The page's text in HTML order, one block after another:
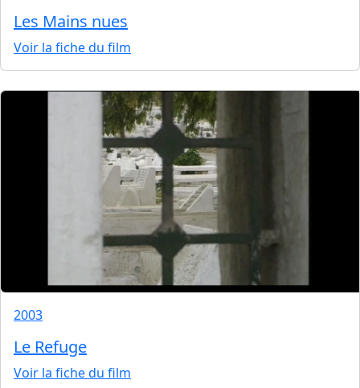
Les Mains nues
Voir la fiche du film
2003
Le Refuge
Voir la fiche du film